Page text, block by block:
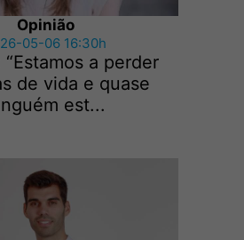
Opinião
05-06 16:30h
“Estamos a perder
de vida e quase
est...